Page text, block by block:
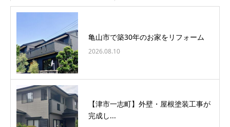
亀山市で築30年のお家をリフォーム
2026.08.10
【津市一志町】外壁・屋根塗装工事が
完成し...